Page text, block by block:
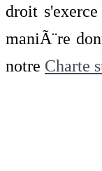
droit
maniÃ¨re
notre Charte